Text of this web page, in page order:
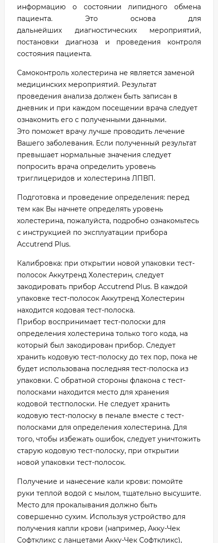
информацию о состоянии липидного обмена
пациента. Это основа для
дальнейших диагностических мероприятий,
постановки диагноза и проведения контроля
состояния пациента.
Самоконтроль холестерина не является заменой
медицинских мероприятий. Результат
проведения анализа должен быть записан в
дневник и при каждом посещении врача следует
ознакомить его с полученными данными.
Это поможет врачу лучше проводить лечение
Вашего заболевания. Если полученный результат
превышает нормальные значения следует
попросить врача определить уровень
триглицеридов и холестерина ЛПВП.
Подготовка и проведение определения: перед
тем как Вы начнете определять уровень
холестерина, пожалуйста, подробно ознакомьтесь
с инструкцией по эксплуатации прибора
Accutrend Plus.
Калибровка: при открытии новой упаковки тест-
полосок Аккутренд Холестерин, следует
закодировать прибор Accutrend Plus. В каждой
упаковке тест-полосок Аккутренд Холестерин
находится кодовая тест-полоска.
Прибор воспринимает тест-полоски для
определения холестерина только того кода, на
который был закодирован прибор. Следует
хранить кодовую тест-полоску до тех пор, пока не
будет использована последняя тест-полоска из
упаковки. С обратной стороны флакона с тест-
полосками находится место для хранения
кодовой тестполоски. Не следует хранить
кодовую тест-полоску в пенале вместе с тест-
полосками для определения холестерина. Для
того, чтобы избежать ошибок, следует уничтожить
старую кодовую тест-полоску, при открытии
новой упаковки тест-полосок.
Получение и нанесение кали крови: помойте
руки теплой водой с мылом, тщательно высушите.
Место для прокалывания должно быть
совершенно сухим. Используя устройство для
получения капли крови (например, Акку-Чек
Софткликс с ланцетами Акку-Чек Софткликс),